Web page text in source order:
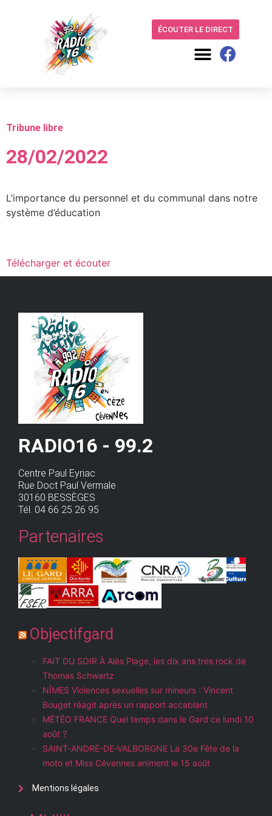
ÉCOUTER LE DIRECT
Tribune libre
28/02/2022
L’importance du personnel et du communal dans notre
système d’éducation
Télécharger et écouter
RADIO16 - 99.2
Centre Paul Eyriac
Rue Doct Paul Vermale
30160 BESSÈGES
Tél. 04 66 25 26 95
Partenaires
Objectifgard
FAIT DU SOIR À Alès Plage, les dix ans très rock de
Thomas Schwartz
NÎMES Violences sexuelles sur mineurs : Vincent
Bouget réagit après un rapport accablant
MÉTÉO FRANCE Quel temps dans le Gard ce lundi 10
août ?
SAINT-ANDRÉ-DE-VALBORGNE La 30e Fête de la
moto et Miss Cévennes animent le 15 août
Mentions légales